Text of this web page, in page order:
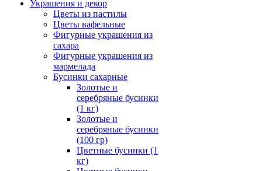
Украшения и декор
Цветы из пастилы
Цветы вафельные
Фигурные украшения из
сахара
Фигурные украшения из
мармелада
Бусинки сахарные
Золотые и
серебряные бусинки
(1 кг)
Золотые и
серебряные бусинки
(100 гр)
Цветные бусинки (1
кг)